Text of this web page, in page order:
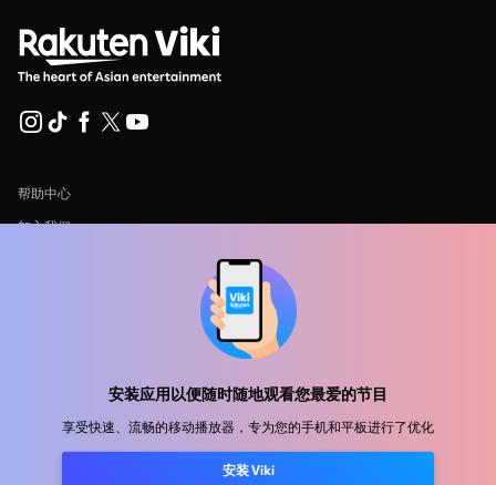
安装应用以便随时随地观看您最爱的节目
享受快速、流畅的移动播放器，专为您的手机和平板进行了优化
安装 Viki
帮助中心
加入我们